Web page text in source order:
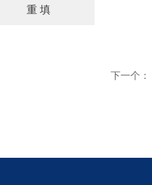
下一个：